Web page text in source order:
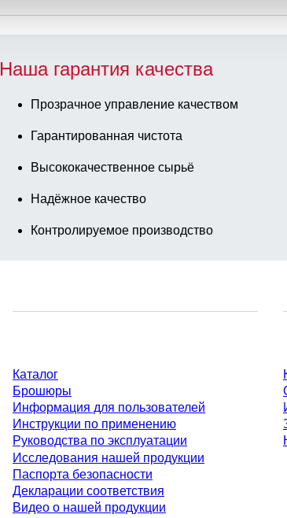
Наша гарантия качества
Прозрачное управление качеством
Гарантированная чистота
Высококачественное сырьё
Надёжное качество
Контролируемое производство
Каталог
Брошюры
Информация для пользователей
Инструкции по применению
Руководства по эксплуатации
Исследования нашей продукции
Паспорта безопасности
Декларации соответствия
Видео о нашей продукции